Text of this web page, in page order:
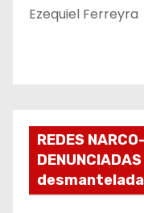
Ezequiel Ferreyra
REDES